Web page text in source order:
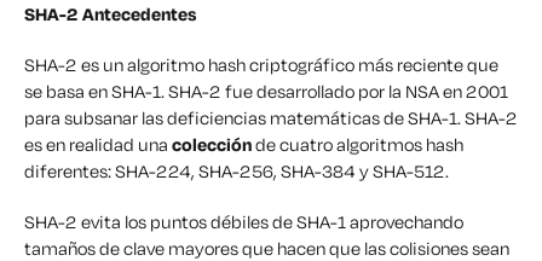
SHA-2 Antecedentes
SHA-2 es un algoritmo hash criptográfico más reciente que
se basa en SHA-1. SHA-2 fue desarrollado por la NSA en 2001
para subsanar las deficiencias matemáticas de SHA-1. SHA-2
es en realidad una colecciónde cuatro algoritmos hash
diferentes: SHA-224, SHA-256, SHA-384 y SHA-512.
SHA-2 evita los puntos débiles de SHA-1 aprovechando
tamaños de clave mayores que hacen que las colisiones sean